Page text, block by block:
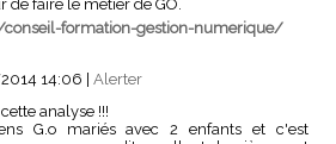
faire le métier de GO.
formation-gestion-numerique/
14:06
Alerter
analyse !!!
G.o mariés avec 2 enfants et c'est